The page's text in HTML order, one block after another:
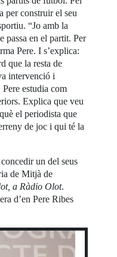
per construir el seu
“Jo amb la
passa en el partit. Per
Pere. I s’explica:
que la resta de
intervenció i
estudia com
Explica que veu
el periodista que
de joc i qui té la
un del seus
de Mitjà de
a Ràdio Olot.
d’en Pere Ribes